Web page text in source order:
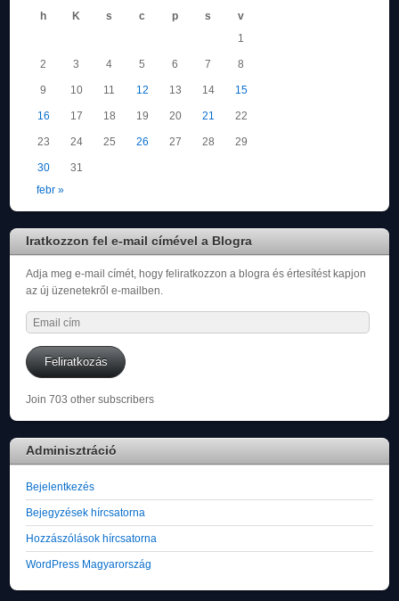
h K s c p s
v
1
2 3 4 5 6 7 8
9 10 11 12 13 14 15
16 17 18 19 20 21 22
23 24 25 26 27 28 29
30
31
febr »
Iratkozzon fel e-mail címével a Blogra
Adja meg e-mail címét, hogy feliratkozzon a blogra és értesítést kapjon
az új üzenetekről e-mailben.
Email
cím
Feliratkozás
Join 703 other subscribers
Adminisztráció
Bejelentkezés
Bejegyzések hírcsatorna
Hozzászólások hírcsatorna
WordPress Magyarország